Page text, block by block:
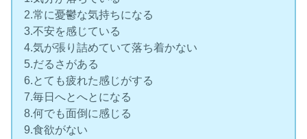
2.常に憂鬱な気持ちになる
3.不安を感じている
4.気が張り詰めていて落ち着かない
5.だるさがある
6.とても疲れた感じがする
7.毎日へとへとになる
8.何でも面倒に感じる
9.食欲がない